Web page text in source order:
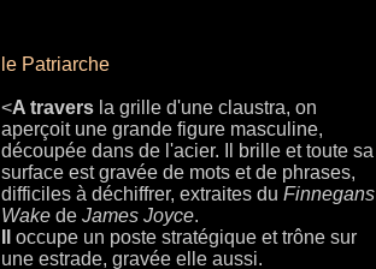
le Patriarche
<A travers la grille d'une claustra, on
aperçoit une grande figure masculine,
découpée dans de l'acier. Il brille et toute sa
surface est gravée de mots et de phrases,
difficiles à déchiffrer, extraites du Finnegans
Wake de James Joyce.
occupe un poste stratégique et trône sur
une estrade, gravée elle aussi.